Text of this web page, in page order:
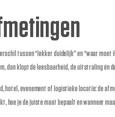
tussen “lekker duidelijk” en “waar
dan klopt de leesbaarheid, de uitstraling én
hotel, evenement of logistieke locatie: de
hoe je de juiste maat bepaalt en wanneer